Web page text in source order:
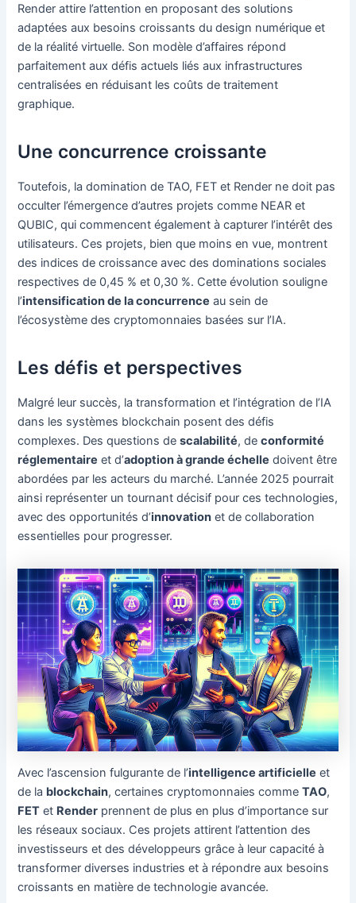
Render attire l’attention en proposant des solutions
adaptées aux besoins croissants du design numérique et
de la réalité virtuelle. Son modèle d’affaires répond
parfaitement aux défis actuels liés aux infrastructures
centralisées en réduisant les coûts de traitement
graphique.
Une concurrence croissante
Toutefois, la domination de TAO, FET et Render ne doit pas
occulter l’émergence d’autres projets comme NEAR et
QUBIC, qui commencent également à capturer l’intérêt des
utilisateurs. Ces projets, bien que moins en vue, montrent
des indices de croissance avec des dominations sociales
respectives de 0,45 % et 0,30 %. Cette évolution souligne
l’intensification de la concurrence au sein de
l’écosystème des cryptomonnaies basées sur l’IA.
Les défis et perspectives
Malgré leur succès, la transformation et l’intégration de l’IA
dans les systèmes blockchain posent des défis
complexes. Des questions descalabilité, deconformité
réglementaire et d’adoption à grande échelle doivent être
abordées par les acteurs du marché. L’année 2025 pourrait
ainsi représenter un tournant décisif pour ces technologies,
avec des opportunités d’innovation et de collaboration
essentielles pour progresser.
Avec l’ascension fulgurante de l’intelligence artificielle et
de la blockchain, certaines cryptomonnaies commeTAO,
FET et Render prennent de plus en plus d’importance sur
les réseaux sociaux. Ces projets attirent l’attention des
investisseurs et des développeurs grâce à leur capacité à
transformer diverses industries et à répondre aux besoins
croissants en matière de technologie avancée.